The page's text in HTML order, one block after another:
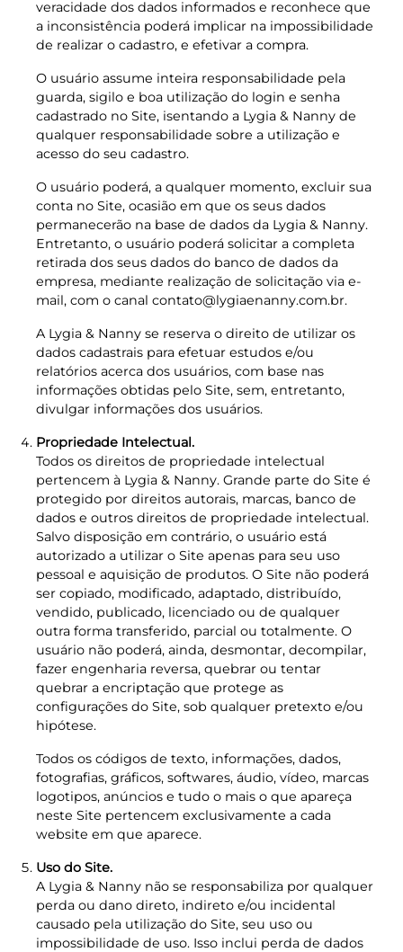
veracidade dos dados informados e reconhece que
a inconsistência poderá implicar na impossibilidade
de realizar o cadastro, e efetivar a compra.
O usuário assume inteira responsabilidade pela
guarda, sigilo e boa utilização do login e senha
cadastrado no Site, isentando a Lygia & Nanny de
qualquer responsabilidade sobre a utilização e
acesso do seu cadastro.
O usuário poderá, a qualquer momento, excluir sua
conta no Site, ocasião em que os seus dados
permanecerão na base de dados da Lygia & Nanny.
Entretanto, o usuário poderá solicitar a completa
retirada dos seus dados do banco de dados da
empresa, mediante realização de solicitação via e-
mail, com o canal contato@lygiaenanny.com.br.
A Lygia & Nanny se reserva o direito de utilizar os
dados cadastrais para efetuar estudos e/ou
relatórios acerca dos usuários, com base nas
informações obtidas pelo Site, sem, entretanto,
divulgar informações dos usuários.
Propriedade Intelectual.
Todos os direitos de propriedade intelectual
pertencem à Lygia & Nanny. Grande parte do Site é
protegido por direitos autorais, marcas, banco de
dados e outros direitos de propriedade intelectual.
Salvo disposição em contrário, o usuário está
autorizado a utilizar o Site apenas para seu uso
pessoal e aquisição de produtos. O Site não poderá
ser copiado, modificado, adaptado, distribuído,
vendido, publicado, licenciado ou de qualquer
outra forma transferido, parcial ou totalmente. O
usuário não poderá, ainda, desmontar, decompilar,
fazer engenharia reversa, quebrar ou tentar
quebrar a encriptação que protege as
configurações do Site, sob qualquer pretexto e/ou
hipótese.
Todos os códigos de texto, informações, dados,
fotografias, gráficos, softwares, áudio, vídeo, marcas
logotipos, anúncios e tudo o mais o que apareça
neste Site pertencem exclusivamente a cada
website em que aparece.
Uso do Site.
A Lygia & Nanny não se responsabiliza por qualquer
perda ou dano direto, indireto e/ou incidental
causado pela utilização do Site, seu uso ou
impossibilidade de uso. Isso inclui perda de dados